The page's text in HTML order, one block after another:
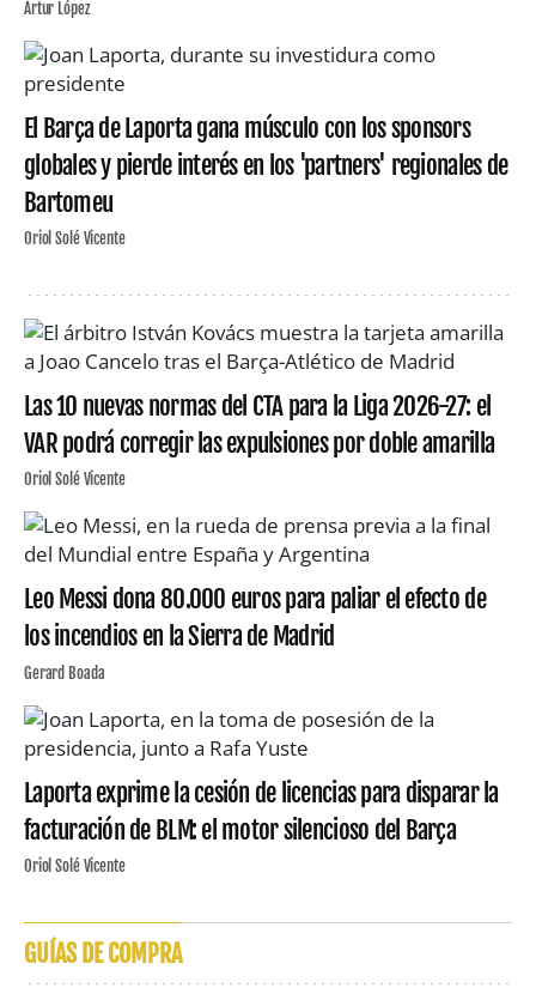
Artur López
El Barça de Laporta gana músculo con los sponsors
globales y pierde interés en los 'partners' regionales de
Bartomeu
Oriol Solé Vicente
Las 10 nuevas normas del CTA para la Liga 2026-27: el
VAR podrá corregir las expulsiones por doble amarilla
Oriol Solé Vicente
Leo Messi dona 80.000 euros para paliar el efecto de
los incendios en la Sierra de Madrid
Gerard Boada
Laporta exprime la cesión de licencias para disparar la
facturación de BLM: el motor silencioso del Barça
Oriol Solé Vicente
GUÍAS DE COMPRA